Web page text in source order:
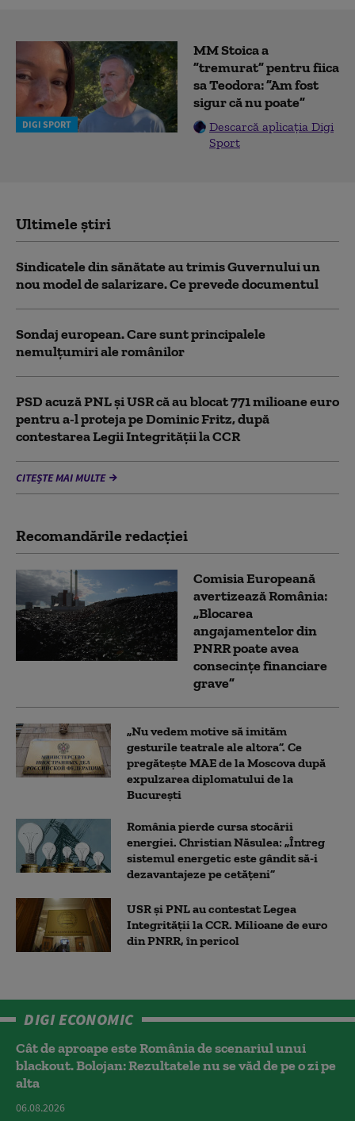
DIGI SPORT
MM Stoica a
”tremurat” pentru fiica
sa Teodora: ”Am fost
sigur că nu poate”
Descarcă aplicația Digi
Sport
Ultimele știri
Sindicatele din sănătate au trimis Guvernului un
nou model de salarizare. Ce prevede documentul
Sondaj european. Care sunt principalele
nemulțumiri ale românilor
PSD acuză PNL şi USR că au blocat 771 milioane euro
pentru a-l proteja pe Dominic Fritz, după
contestarea Legii Integrității la CCR
CITEȘTE MAI MULTE
Recomandările redacţiei
Comisia Europeană
avertizează România:
„Blocarea
angajamentelor din
PNRR poate avea
consecințe financiare
grave”
„Nu vedem motive să imităm
gesturile teatrale ale altora”. Ce
pregătește MAE de la Moscova după
expulzarea diplomatului de la
București
România pierde cursa stocării
energiei. Christian Năsulea: „Întreg
sistemul energetic este gândit să-i
dezavantajeze pe cetățeni”
USR și PNL au contestat Legea
Integrității la CCR. Milioane de euro
din PNRR, în pericol
DIGI ECONOMIC
Cât de aproape este România de scenariul unui
blackout. Bolojan: Rezultatele nu se văd de pe o zi pe
alta
06.08.2026